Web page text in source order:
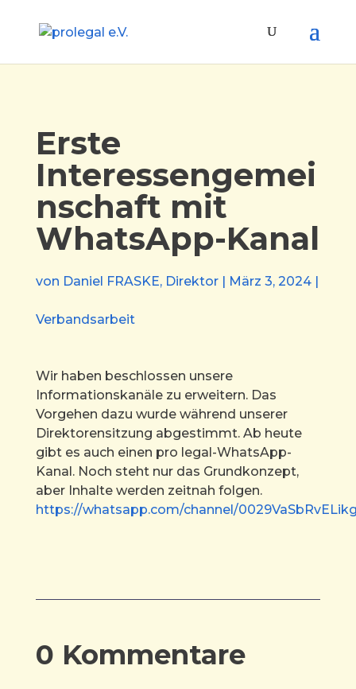
Erste
Interessengemei
nschaft mit
WhatsApp-Kanal
von Daniel FRASKE, Direktor| März 3, 2024|
Verbandsarbeit
Wir haben beschlossen unsere
Informationskanäle zu erweitern. Das
Vorgehen dazu wurde während unserer
Direktorensitzung abgestimmt. Ab heute
gibt es auch einen pro legal-WhatsApp-
Kanal. Noch steht nur das Grundkonzept,
aber Inhalte werden zeitnah folgen.
https://whatsapp.com/channel/
0 Kommentare